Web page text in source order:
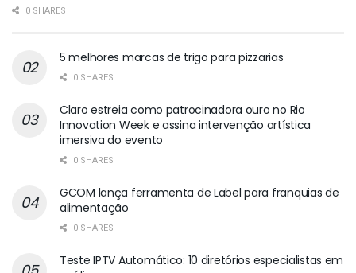
0 SHARES
5 melhores marcas de trigo para pizzarias
0 SHARES
Claro estreia como patrocinadora ouro no Rio
Innovation Week e assina intervenção artística
imersiva do evento
0 SHARES
GCOM lança ferramenta de Label para franquias de
alimentação
0 SHARES
Teste IPTV Automático: 10 diretórios especialistas em